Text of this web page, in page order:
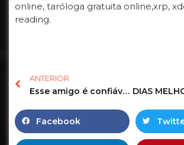
online, taróloga gratuita online,xrp,
reading.
ANTERIOR
Esse amigo é confiável? Tarot responde
Facebook